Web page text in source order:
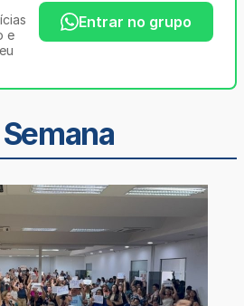
e
Entrar no grupo